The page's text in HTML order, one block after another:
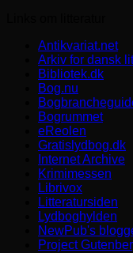
Antikvariat.net
Arkiv for dansk
Bibliotek.dk
Bog.nu
Bogrummet
eReolen
Gratislydbog.dk
Internet Archive
Krimimessen
Librivox
Litteratursiden
Lydboghylden
NewPub's
Project